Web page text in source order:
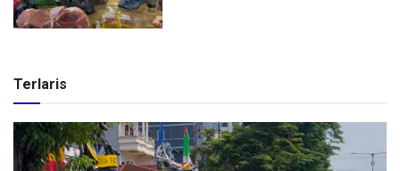
Terlaris